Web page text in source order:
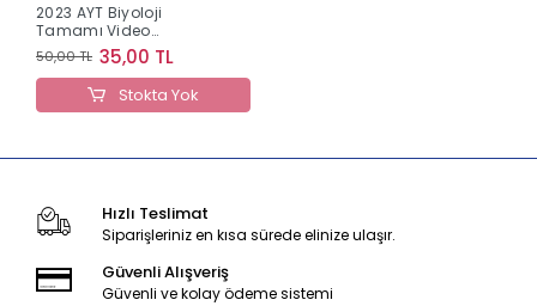
2023 AYT Biyoloji
Tamamı Video
Çözümlü Soru Bankası
50,00 TL 35,00 TL
Stokta Yok
Hızlı Teslimat
Siparişleriniz en kısa sürede elinize ulaşır.
Güvenli Alışveriş
Güvenli ve kolay ödeme sistemi